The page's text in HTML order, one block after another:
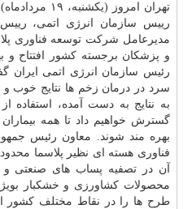
تهران امروز
رییس سازمان انرژی اتمی،
مدیرعامل شرکت توسعه فناوری
و پزشکان برجسته کشور افتتاح و
رئیس سازمان انرژی اتمی ایران
سرد در درمان زخم ها نتایج خوب
به نتایج به دست آمده، استفاده
گسترش خواهیم داد تا همه بیماران
بهره مند شوند. معاون رئیس
فناوری هسته ای نظیر پلاسما
آن در تصفیه پساب های صنعتی و
محصولات کشاورزی و خشکبار
طرح ها را در نقاط مختلف کشور